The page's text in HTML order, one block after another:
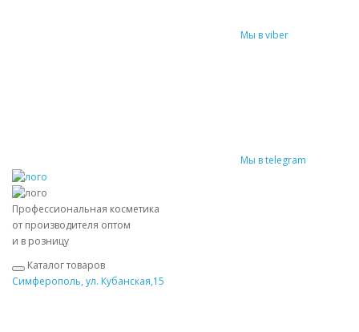
Мы в viber
Мы в telegram
Профессиональная косметика
от производителя оптом
и в розницу
Каталог товаров
Симферополь, ул. Кубанская,15